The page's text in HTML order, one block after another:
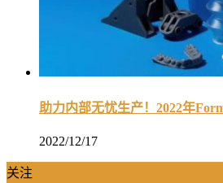
助力内部无忧生产！2022年
2022/12/17
关注